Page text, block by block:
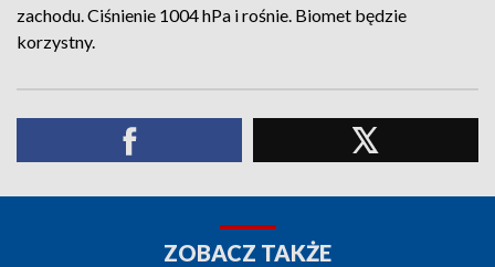
zachodu. Ciśnienie 1004 hPa i rośnie. Biomet będzie
korzystny.
ZOBACZ TAKŻE